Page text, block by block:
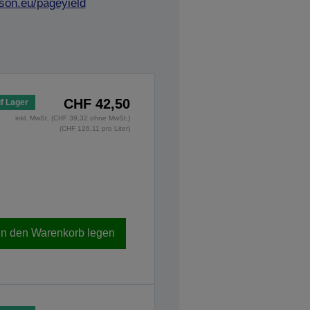
pageyield
Lager CHF 42,50
inkl. MwSt. (CHF 39,32 ohne MwSt.)
(CHF 126,11 pro Liter)
den Warenkorb legen